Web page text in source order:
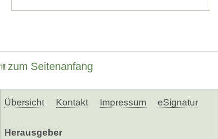
zum Seitenanfang
Übersicht Kontakt Impressum eSignatur
Herausgeber